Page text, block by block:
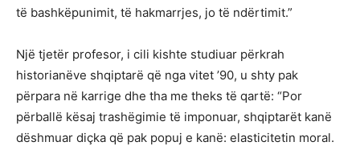
të bashkëpunimit, të hakmarrjes, jo të ndërtimit.”
Një tjetër profesor, i cili kishte studiuar përkrah
historianëve shqiptarë që nga vitet ’90, u shty pak
përpara në karrige dhe tha me theks të qartë: “Por
përballë kësaj trashëgimie të imponuar, shqiptarët kanë
dëshmuar diçka që pak popuj e kanë: elasticitetin moral.